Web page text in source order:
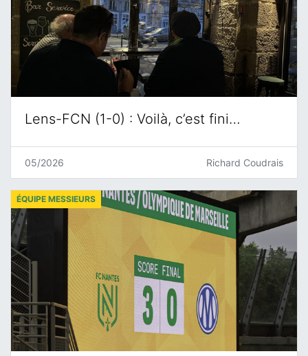
Lens-FCN (1-0) : Voilà, c’est fini…
05/2026 Richard Coudrais
ÉQUIPE MESSIEURS